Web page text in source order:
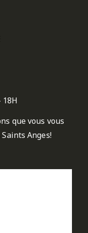
18H
que vous vous
Anges!